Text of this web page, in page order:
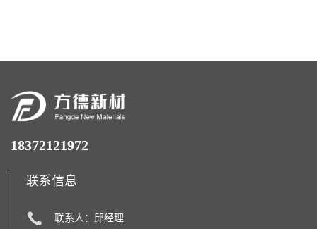
18372121972
联系信息
联系人：邱经理